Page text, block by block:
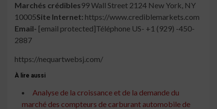
Marchés crédibles99 Wall Street 2124 New York, NY
10005Site Internet: https://www.crediblemarkets.com
Email- [email protected]Téléphone US- +1 (929) -450-
2887
https://nequartwebsj.com/
À lire aussi
Analyse de la croissance et de la demande du
marché des compteurs de carburant automobile de